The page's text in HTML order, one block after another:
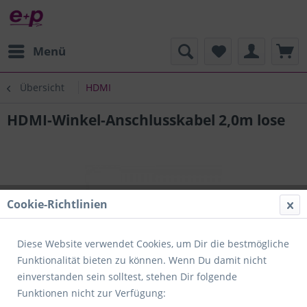
Menü
Übersicht HDMI
HDMI-Winkel-Anschlusskabel 2,0m lose
Cookie-Richtlinien
Diese Website verwendet Cookies, um Dir die bestmögliche
Funktionalität bieten zu können. Wenn Du damit nicht
einverstanden sein solltest, stehen Dir folgende
Funktionen nicht zur Verfügung: